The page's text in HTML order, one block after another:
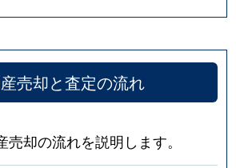
売却と査定の流れ
却の流れを説明します。